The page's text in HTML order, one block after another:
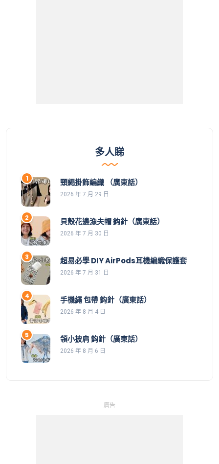
多人睇
頸繩掛飾編織 （廣東話）
2026 年 7 月 29 日
貝殼花邊漁夫帽 鈎針（廣東話）
2026 年 7 月 30 日
超易必學 DIY AirPods耳機編織保護套
2026 年 7 月 31 日
手機繩 包帶 鈎針（廣東話）
2026 年 8 月 4 日
領小披肩 鈎針（廣東話）
2026 年 8 月 6 日
廣告